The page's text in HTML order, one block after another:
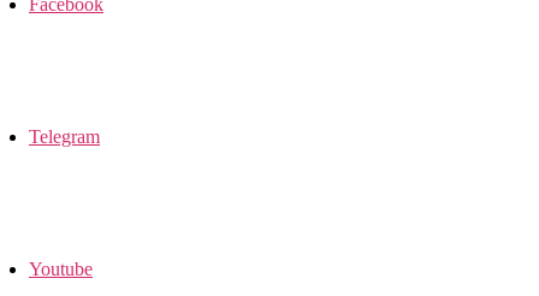
Facebook
Telegram
Youtube